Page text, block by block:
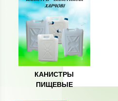
КАНИСТРЫ
ПИЩЕВЫЕ